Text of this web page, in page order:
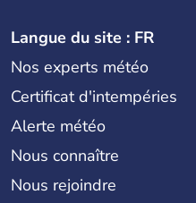
Langue du site : FR
Nos experts météo
Certificat d'intempéries
Alerte météo
Nous connaître
Nous rejoindre